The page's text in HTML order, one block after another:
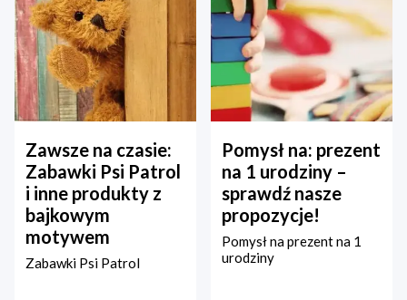
Zawsze na czasie:
Zabawki Psi Patrol
i inne produkty z
bajkowym
motywem
Zabawki Psi Patrol
Pomysł na: prezent
na 1 urodziny –
sprawdź nasze
propozycje!
Pomysł na prezent na 1
urodziny